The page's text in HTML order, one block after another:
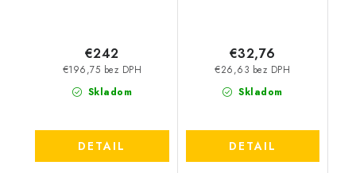
Skladom
€196,75 bez DPH
€242
DETAIL
Skladom
€26,63 bez DPH
€32,76
DETAIL